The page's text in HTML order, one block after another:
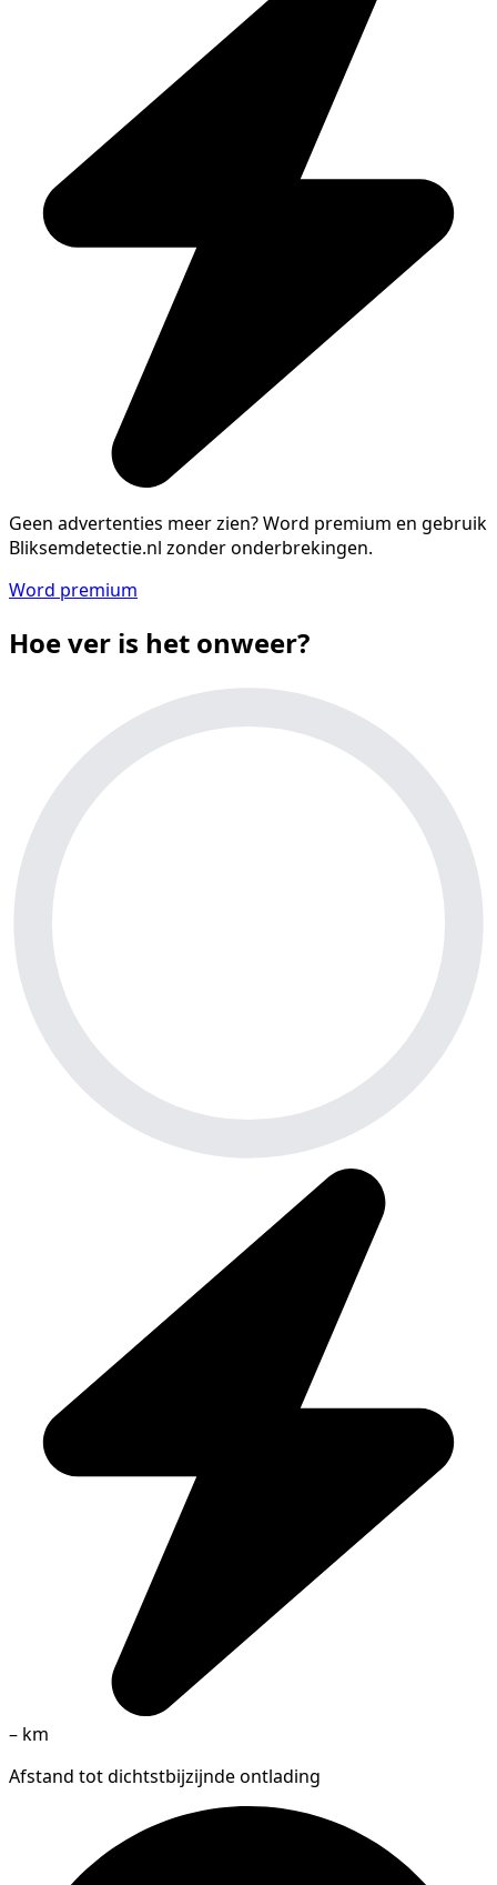
Geen advertenties meer zien?Word premium en gebruik
Bliksemdetectie.nl zonder onderbrekingen.
Word premium
Hoe ver is het onweer?
– km
Afstand tot dichtstbijzijnde ontlading